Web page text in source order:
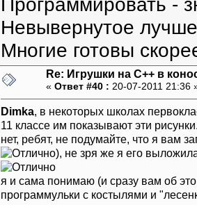
Программировать -
Невывернутое
Многие готовы
Re: Игрушки на С++ в
« Ответ #40 : 20-07-2011 21:36
Dimka, в некоторых школах
11 классе им показывают эти
нет, ребят, не подумайте, что я вам
), не зря же я его
я и сама понимаю (и сразу вам об
программульки с костылями и